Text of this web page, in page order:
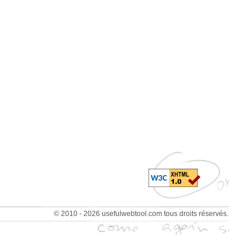
© 2010 - 2026 usefulwebtool.com tous droits réservés.